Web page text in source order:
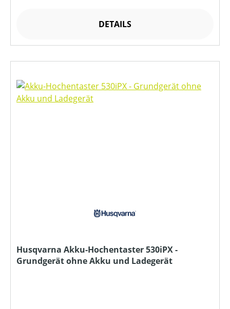
DETAILS
Husqvarna Akku-Hochentaster 530iPX -
Grundgerät ohne Akku und Ladegerät